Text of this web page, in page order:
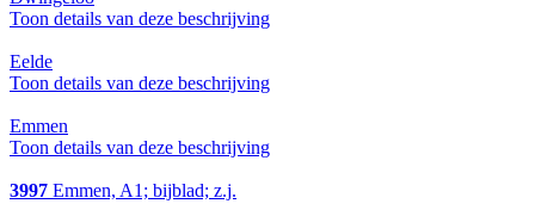
Toon details van deze beschrijving
Eelde
Toon details van deze beschrijving
Emmen
Toon details van deze beschrijving
3997 Emmen, A1; bijblad; z.j.